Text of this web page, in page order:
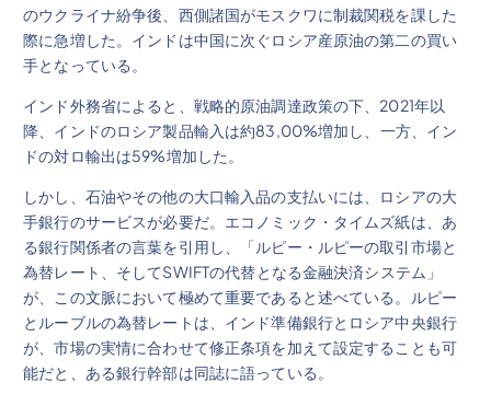
のウクライナ紛争後、西側諸国がモスクワに制裁関税を課した
際に急増した。インドは中国に次ぐロシア産原油の第二の買い
手となっている。
インド外務省によると、戦略的原油調達政策の下、2021年以
降、インドのロシア製品輸入は約83,00%増加し、一方、イン
ドの対ロ輸出は59%増加した。
しかし、石油やその他の大口輸入品の支払いには、ロシアの大
手銀行のサービスが必要だ。エコノミック・タイムズ紙は、あ
る銀行関係者の言葉を引用し、「ルピー・ルピーの取引市場と
為替レート、そしてSWIFTの代替となる金融決済システム」
が、この文脈において極めて重要であると述べている。ルピー
とルーブルの為替レートは、インド準備銀行とロシア中央銀行
が、市場の実情に合わせて修正条項を加えて設定することも可
能だと、ある銀行幹部は同誌に語っている。